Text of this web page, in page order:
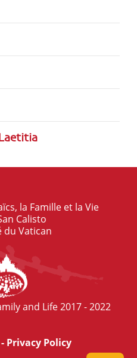
la Famille et la Vie
Calisto
du Vatican
and Life 2017 - 2022
Privacy Policy